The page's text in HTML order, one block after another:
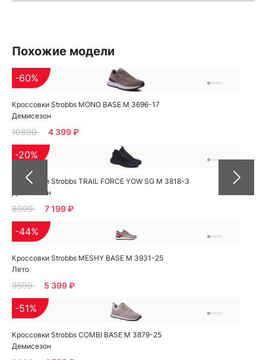
Похожие модели
Кроссовки Strobbs MONO BASE M 3696-17
Демисезон
-60%
10899 4 399 ₽
Кроссовки Strobbs TRAIL FORCE YOW SG M 3818-3
Демисезон
-20%
8999 7 199 ₽
Кроссовки Strobbs MESHY BASE M 3931-25
Лето
-44%
9599 5 399 ₽
Кроссовки Strobbs COMBI BASE M 3879-25
Демисезон
-51%